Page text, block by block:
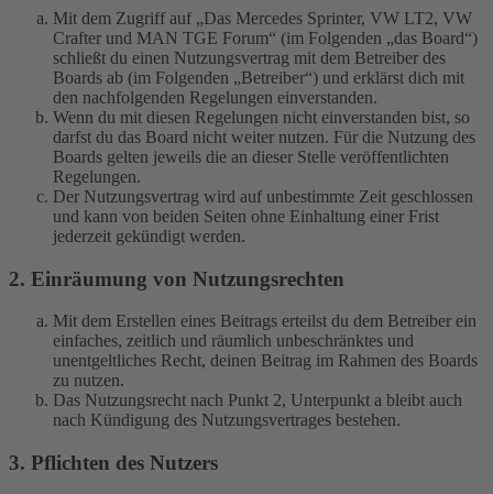
Mit dem Zugriff auf „Das Mercedes Sprinter, VW LT2, VW
Crafter und MAN TGE Forum“ (im Folgenden „das Board“)
schließt du einen Nutzungsvertrag mit dem Betreiber des
Boards ab (im Folgenden „Betreiber“) und erklärst dich mit
den nachfolgenden Regelungen einverstanden.
Wenn du mit diesen Regelungen nicht einverstanden bist, so
darfst du das Board nicht weiter nutzen. Für die Nutzung des
Boards gelten jeweils die an dieser Stelle veröffentlichten
Regelungen.
Der Nutzungsvertrag wird auf unbestimmte Zeit geschlossen
und kann von beiden Seiten ohne Einhaltung einer Frist
jederzeit gekündigt werden.
2. Einräumung von Nutzungsrechten
Mit dem Erstellen eines Beitrags erteilst du dem Betreiber ein
einfaches, zeitlich und räumlich unbeschränktes und
unentgeltliches Recht, deinen Beitrag im Rahmen des Boards
zu nutzen.
Das Nutzungsrecht nach Punkt 2, Unterpunkt a bleibt auch
nach Kündigung des Nutzungsvertrages bestehen.
3. Pflichten des Nutzers